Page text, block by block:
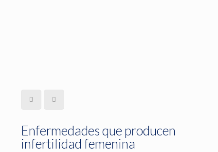
Enfermedades que producen
infertilidad femenina